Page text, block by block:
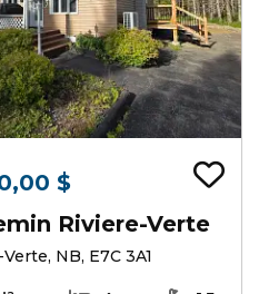
$
Riviere-Verte
NB, E7C 3A1